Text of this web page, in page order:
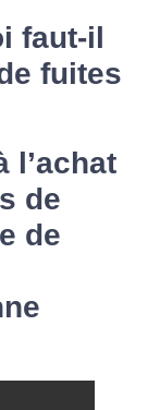
faut-il
fuites
l’achat
de
de